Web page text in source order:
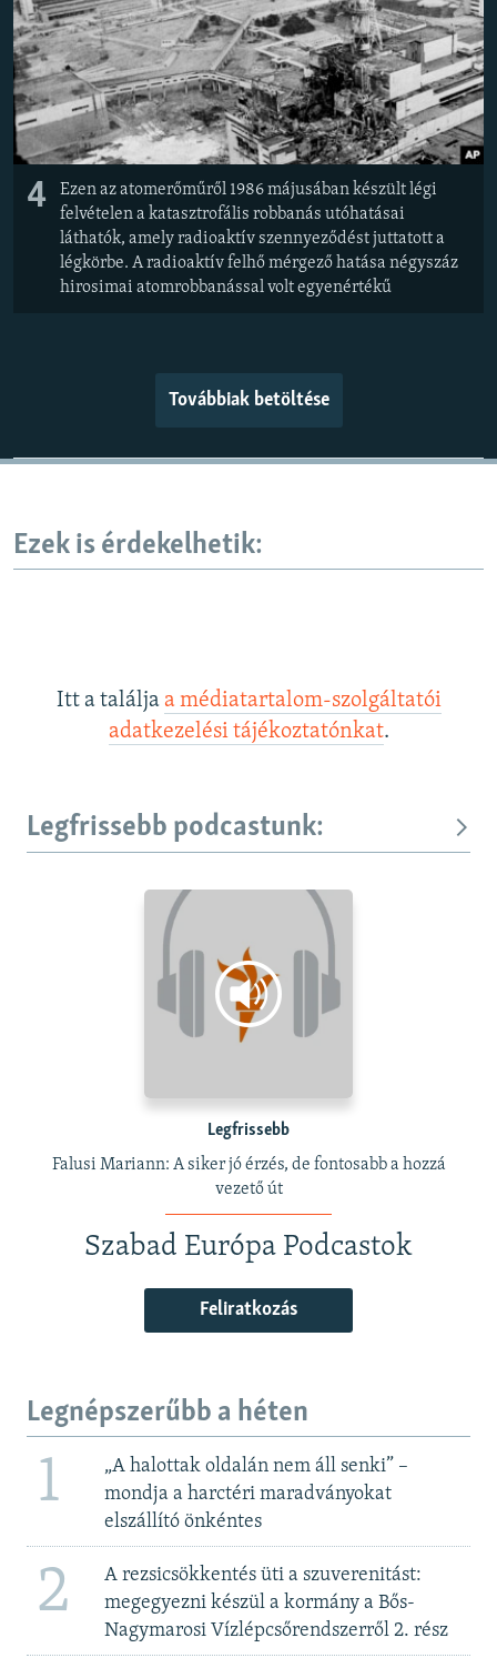
4
Ezen az atomerőműről 1986 májusában készült légi
felvételen a katasztrofális robbanás utóhatásai
láthatók, amely radioaktív szennyeződést juttatott a
légkörbe. A radioaktív felhő mérgező hatása négyszáz
hirosimai atomrobbanással volt egyenértékű
Továbbiak betöltése
Ezek is érdekelhetik:
Itt a találja a médiatartalom-szolgáltatói
adatkezelési tájékoztatónkat.
Legfrissebb podcastunk:
Legfrissebb
Falusi Mariann: A siker jó érzés, de fontosabb a hozzá
vezető út
Szabad Európa Podcastok
Feliratkozás
Legnépszerűbb a héten
1
„A halottak oldalán nem áll senki” –
mondja a harctéri maradványokat
elszállító önkéntes
2
A rezsicsökkentés üti a szuverenitást:
megegyezni készül a kormány a Bős-
Nagymarosi Vízlépcsőrendszerről 2. rész